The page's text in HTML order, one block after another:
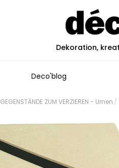
Dekoration,
Deco'blog
GEGENSTÄNDE ZUM VERZIEREN - Urnen